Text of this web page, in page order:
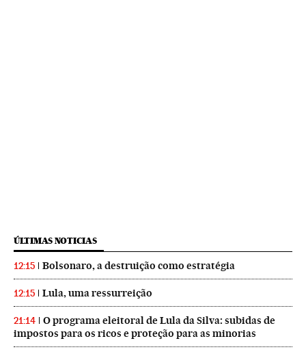
ÚLTIMAS NOTICIAS
12:15 Bolsonaro, a destruição como estratégia
12:15 Lula, uma ressurreição
21:14
O programa eleitoral de Lula da Silva: subidas de
impostos para os ricos e proteção para as minorias